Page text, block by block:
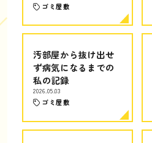
ゴミ屋敷
汚部屋から抜け出せ
ず病気になるまでの
私の記録
2026.05.03
ゴミ屋敷